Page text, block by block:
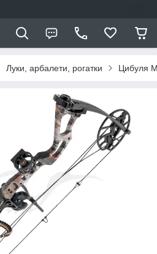
Луки, арбалети, рогатки Цибуля